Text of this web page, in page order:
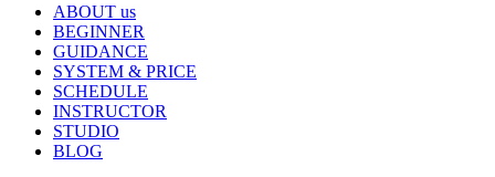
ABOUT us
BEGINNER
GUIDANCE
SYSTEM & PRICE
SCHEDULE
INSTRUCTOR
STUDIO
BLOG